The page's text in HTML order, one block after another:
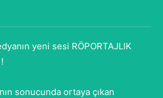
yeni sesi RÖPORTAJLIK
sonucunda ortaya çıkan